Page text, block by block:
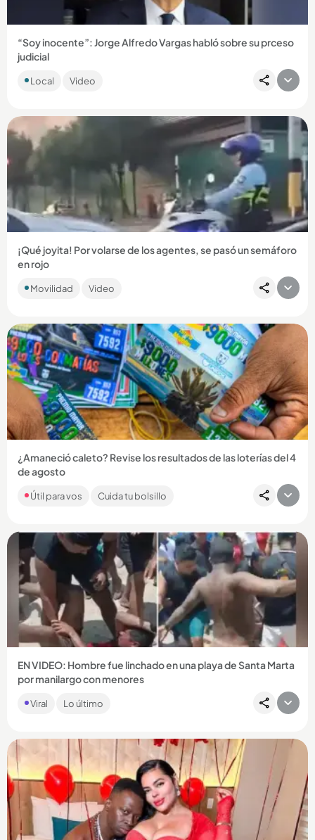
“Soy inocente”: Jorge Alfredo Vargas habló sobre su prceso
judicial
palabra, pero reiteró que defenderá su inocencia. ...
Local Video
Compartir Noticia
¡Qué joyita! Por volarse de los agentes, se pasó un semáforo
en rojo
vehículo que fue descubierto circulando por el carril
Movilidad Video
Compartir Noticia
¿Amaneció caleto? Revise los resultados de las loterías del 4
de agosto
Encuentre aquí los números ganadores por las loterías de la
Cruz Roja y Huila, por MiLoto y por los tradicionales chances....
Útil para vos Cuida tu bolsillo
Compartir Noticia
EN VIDEO: Hombre fue linchado en una playa de Santa Marta
por manilargo con menores
controlar la situación....
Viral Lo último
Compartir Noticia